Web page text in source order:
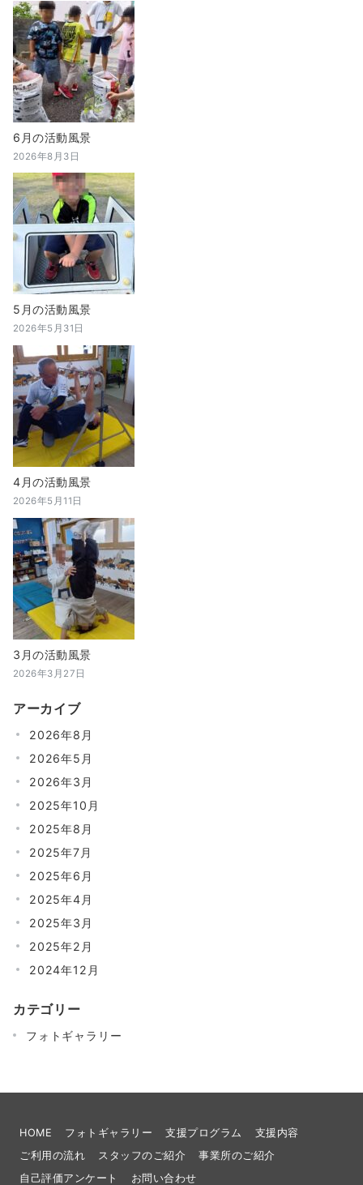
6月の活動風景
2026年8月3日
5月の活動風景
2026年5月31日
4月の活動風景
2026年5月11日
3月の活動風景
2026年3月27日
アーカイブ
2026年8月
2026年5月
2026年3月
2025年10月
2025年8月
2025年7月
2025年6月
2025年4月
2025年3月
2025年2月
2024年12月
カテゴリー
フォトギャラリー
HOME フォトギャラリー 支援プログラム
支援内容
ご利用の流れ
スタッフのご紹介
事業所のご紹介
自己評価アンケート
お問い合わせ